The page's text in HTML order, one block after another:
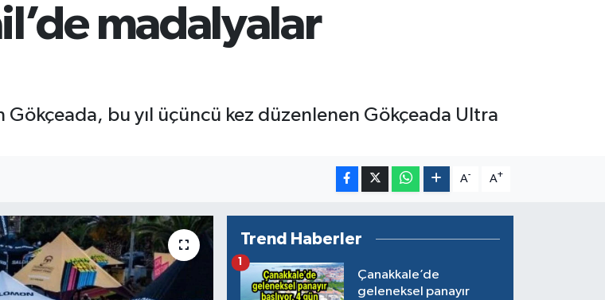
GRAM ALTIN
6660.55 0.03
madalyalar
bu yıl üçüncü kez düzenlenen Gökçeada Ultra
A- A+
Trend Haberler
Çanakkale’de
geleneksel panayır
1